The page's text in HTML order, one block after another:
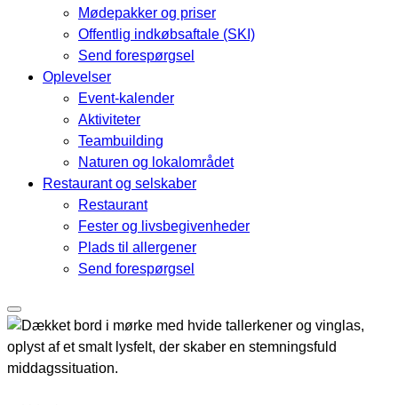
Mødepakker og priser
Offentlig indkøbsaftale (SKI)
Send forespørgsel
Oplevelser
Event-kalender
Aktiviteter
Teambuilding
Naturen og lokalområdet
Restaurant og selskaber
Restaurant
Fester og livsbegivenheder
Plads til allergener
Send forespørgsel